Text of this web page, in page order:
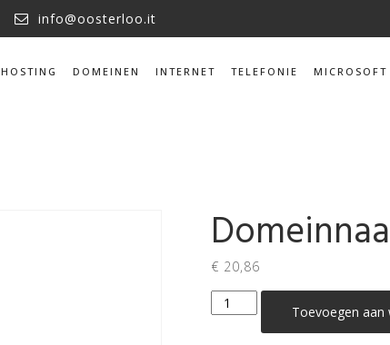
info@oosterloo.it
HOSTING DOMEINEN INTERNET TELEFONIE
€ 20,86
Domeinnaam
.group
Toevoegen aan